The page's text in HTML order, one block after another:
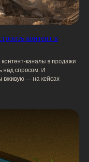
контент в
каналы в продажи
над спросом. И
вживую — на кейсах